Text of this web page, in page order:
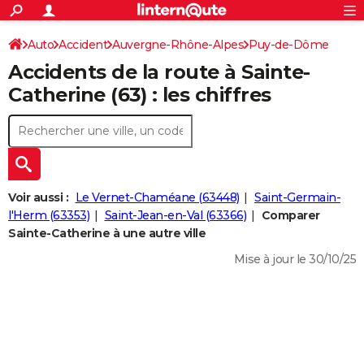
ACTUALITÉS
Politique
Société
Faits Divers
Education
Monde
Villes
+
SPORT
Coupe du monde 2026
Football
Tennis
Cyclisme
Rugby
Forum
CULTURE
Programme TV
TNT
Streaming
Cinéma
Sorties cinéma
Musique
+
FINANCE
Retraite
Impôts
Epargne
Immobilier
Risques naturels par ville
Banque
Assurance
Crédit
AUTO
Essais
Réserver un essai
Citadines
Berlines
SUV
Forum auto
+
HIGH-TECH
Mobiles
Meilleur smartphone
Internet
Ordinateurs
Jeux vidéo
Guide high-tech
+
BRICOLAGE
Rechercher
S'inscrire
Connexion
Auto Accident Auvergne-Rhône-Alpes Puy-de-Dôme
Accidents de la route à Sainte-
Catherine (63) : les chiffres
Voir aussi : Le Vernet-Chaméane (63448)
Saint-Germain-
l'Herm (63353)
Saint-Jean-en-Val (63366)
Comparer
Sainte-Catherine à une autre ville
Mise à jour le 30/10/25